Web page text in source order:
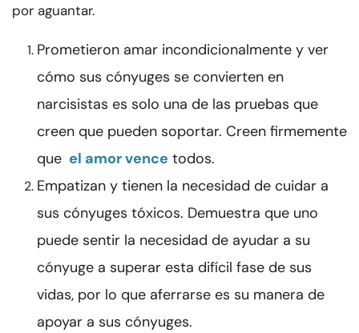
por aguantar.
Prometieron amar incondicionalmente y ver
cómo sus cónyuges se convierten en
narcisistas es solo una de las pruebas que
creen que pueden soportar. Creen firmemente
que el amor vence todos.
Empatizan y tienen la necesidad de cuidar a
sus cónyuges tóxicos. Demuestra que uno
puede sentir la necesidad de ayudar a su
cónyuge a superar esta difícil fase de sus
vidas, por lo que aferrarse es su manera de
apoyar a sus cónyuges.